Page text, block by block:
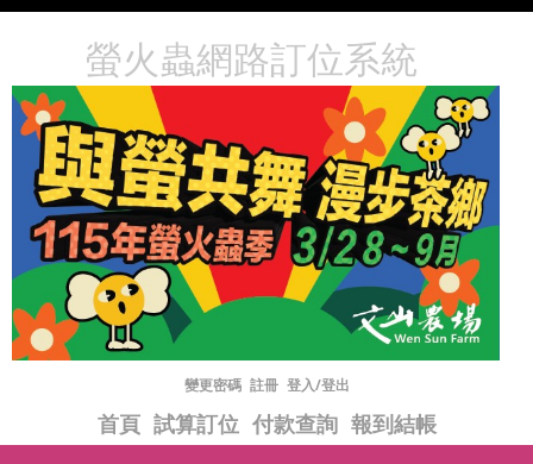
螢火蟲網路訂位系統
變更密碼 註冊 登入/登出
首頁 試算訂位 付款查詢 報到結帳